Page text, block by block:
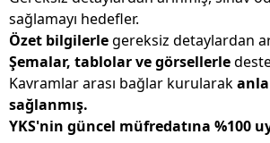
sağlamayı hedefler.
Özet bilgilerlegereksiz detaylardan
Şemalar, tablolar ve görsellerle
Kavramlar arası bağlar kurularak
sağlanmış.
YKS'nin güncel müfredatına %100